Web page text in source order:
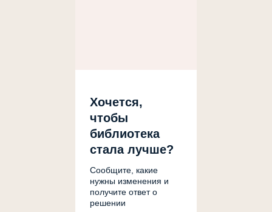
Хочется,
чтобы
библиотека
стала лучше?
Сообщите, какие
нужны изменения и
получите ответ о
решении